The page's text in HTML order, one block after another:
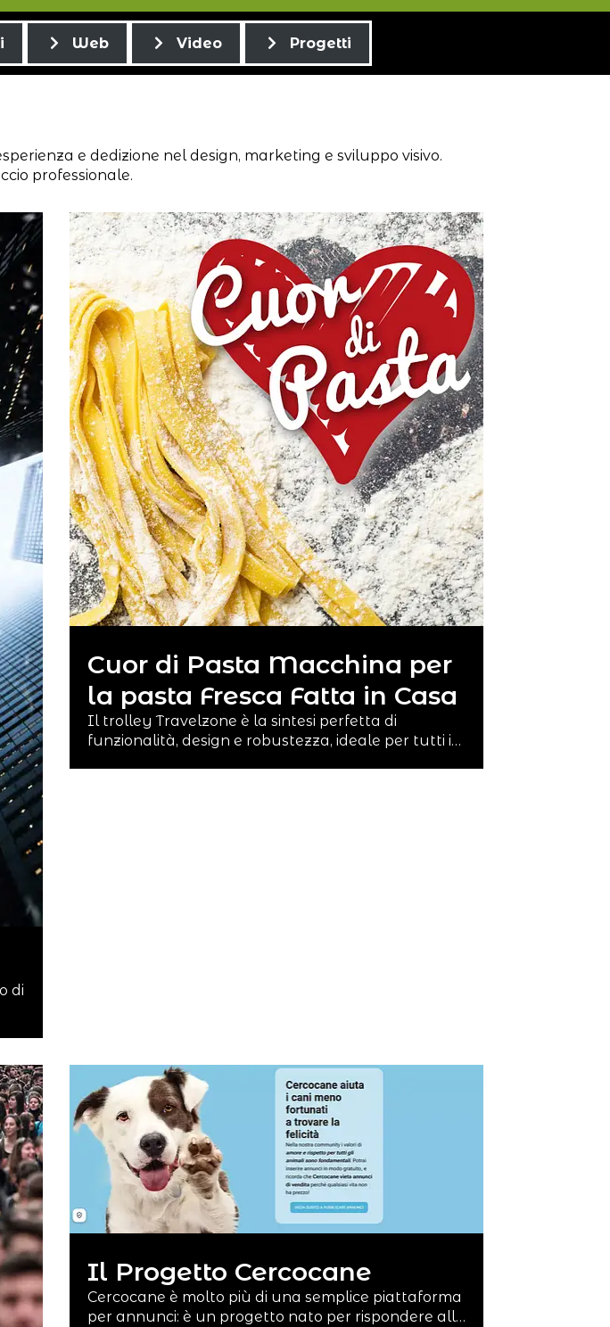
Web Video Progetti
e dedizione nel design, marketing e sviluppo visivo.
professionale.
di
Cuor di Pasta Macchina per
la pasta Fresca Fatta in Casa
Il trolley Travelzone è la sintesi perfetta di
funzionalità, design e robustezza, ideale per tutti i…
Il Progetto Cercocane
Cercocane è molto più di una semplice piattaforma
per annunci: è un progetto nato per rispondere all…